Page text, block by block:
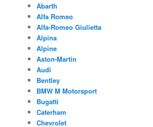
Abarth
Alfa Romeo
Alfa-Romeo Giulietta
Alpina
Alpine
Aston-Martin
Audi
Bentley
BMW M Motorsport
Bugatti
Caterham
Chevrolet